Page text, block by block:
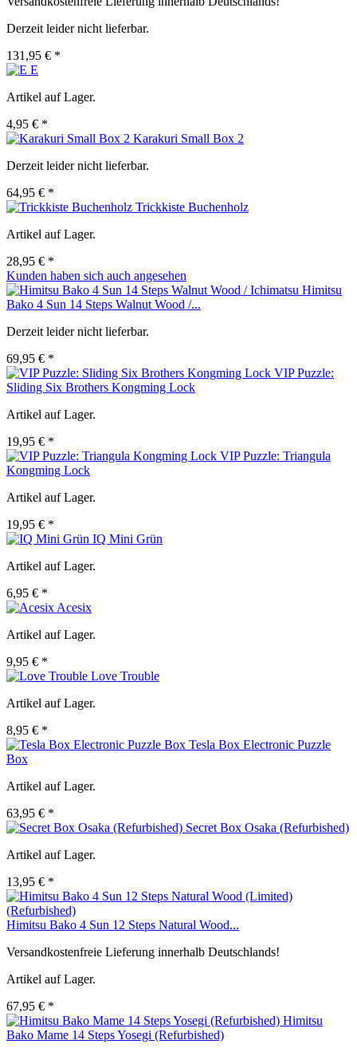
Derzeit leider nicht lieferbar.
131,95 € *
E
Artikel auf Lager.
4,95 € *
Karakuri Small Box 2
Derzeit leider nicht lieferbar.
64,95 € *
Trickkiste Buchenholz
Artikel auf Lager.
28,95 € *
Kunden haben sich auch angesehen
Himitsu
Bako 4 Sun 14 Steps Walnut Wood /...
Derzeit leider nicht lieferbar.
69,95 € *
VIP Puzzle:
Sliding Six Brothers Kongming Lock
Artikel auf Lager.
19,95 € *
VIP Puzzle: Triangula
Kongming Lock
Artikel auf Lager.
19,95 € *
IQ Mini Grün
Artikel auf Lager.
6,95 € *
Acesix
Artikel auf Lager.
9,95 € *
Love Trouble
Artikel auf Lager.
8,95 € *
Tesla Box Electronic Puzzle
Box
Artikel auf Lager.
63,95 € *
Secret Box Osaka (Refurbished)
Artikel auf Lager.
13,95 € *
Himitsu Bako 4 Sun 12 Steps Natural Wood...
Versandkostenfreie Lieferung innerhalb Deutschlands!
Artikel auf Lager.
67,95 € *
Himitsu
Bako Mame 14 Steps Yosegi (Refurbished)